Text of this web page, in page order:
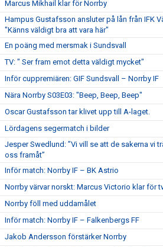
Marcus Mikhail klar för Norrby
Hampus Gustafsson ansluter på lån från IFK
"Känns väldigt bra att vara här"
En poäng med mersmak i Sundsvall
TV: " Ser fram emot detta väldigt mycket"
Inför cuppremiären: GIF Sundsvall – Norrby IF
Nära Norrby S03E03: "Beep, Beep, Beep"
Oscar Gustafsson tar klivet upp till A-laget.
Lördagens segermatch i bilder
Jesper Swedlund: ”Vi vill se att de sakerna vi
oss framåt”
Inför match: Norrby IF – BK Astrio
Norrby värvar norskt: Marcus Victorio klar för
Norrby föll med uddamålet
Inför match: Norrby IF – Falkenbergs FF
Jakob Andersson förstärker Norrby